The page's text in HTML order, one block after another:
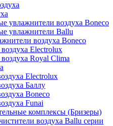
увлажнители воздуха Boneco
увлажнители Ballu
воздуха Boneco
Electrolux
Royal Clima
Electrolux
Баллу
Boneco
Funai
комплексы (Бризеры)
воздуха Ballu серии